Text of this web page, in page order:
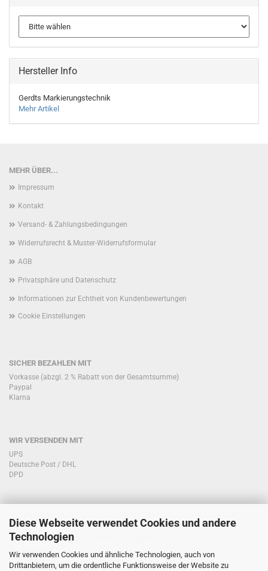
Diese Webseite verwendet Cookies und andere
Technologien
Wir verwenden Cookies und ähnliche Technologien, auch von
Drittanbietern, um die ordentliche Funktionsweise der Website zu
Hersteller Info
Gerdts Markierungstechnik
Mehr Artikel
MEHR ÜBER...
Impressum
Kontakt
Versand- & Zahlungsbedingungen
Widerrufsrecht & Muster-Widerrufsformular
AGB
Privatsphäre und Datenschutz
Informationen zur Echtheit von Kundenbewertungen
Cookie Einstellungen
SICHER BEZAHLEN MIT
Vorkasse (abzgl. 2 % Rabatt von der Gesamtsumme)
Paypal
Klarna
WIR VERSENDEN MIT
UPS
Deutsche Post / DHL
DPD
KONTAKT KUNDENSERVICE
Sie haben Fragen zu unseren Produkten?
Telefon: